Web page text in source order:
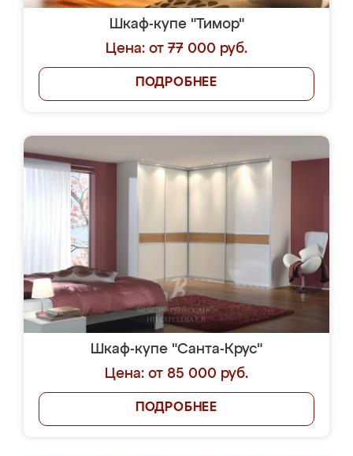
Шкаф-купе "Тимор"
Цена: от 77 000 руб.
ПОДРОБНЕЕ
Шкаф-купе "Санта-Крус"
Цена: от 85 000 руб.
ПОДРОБНЕЕ